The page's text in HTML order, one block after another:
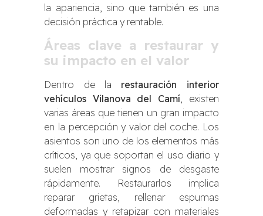
la apariencia, sino que también es una
decisión práctica y rentable.
Áreas clave a restaurar y
su impacto en el valor
Dentro de la restauración interior
vehículos Vilanova del Camí , existen
varias áreas que tienen un gran impacto
en la percepción y valor del coche. Los
asientos son uno de los elementos más
críticos, ya que soportan el uso diario y
suelen mostrar signos de desgaste
rápidamente. Restaurarlos implica
reparar grietas, rellenar espumas
deformadas y retapizar con materiales